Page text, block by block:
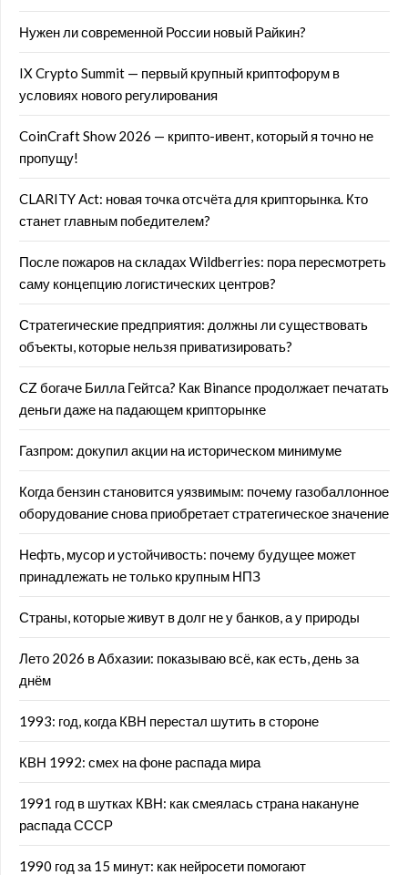
Нужен ли современной России новый Райкин?
IX Crypto Summit — первый крупный криптофорум в
условиях нового регулирования
CoinCraft Show 2026 — крипто-ивент, который я точно не
пропущу!
CLARITY Act: новая точка отсчёта для крипторынка. Кто
станет главным победителем?
После пожаров на складах Wildberries: пора пересмотреть
саму концепцию логистических центров?
Стратегические предприятия: должны ли существовать
объекты, которые нельзя приватизировать?
CZ богаче Билла Гейтса? Как Binance продолжает печатать
деньги даже на падающем крипторынке
Газпром: докупил акции на историческом минимуме
Когда бензин становится уязвимым: почему газобаллонное
оборудование снова приобретает стратегическое значение
Нефть, мусор и устойчивость: почему будущее может
принадлежать не только крупным НПЗ
Страны, которые живут в долг не у банков, а у природы
Лето 2026 в Абхазии: показываю всё, как есть, день за
днём
1993: год, когда КВН перестал шутить в стороне
КВН 1992: смех на фоне распада мира
1991 год в шутках КВН: как смеялась страна накануне
распада СССР
1990 год за 15 минут: как нейросети помогают